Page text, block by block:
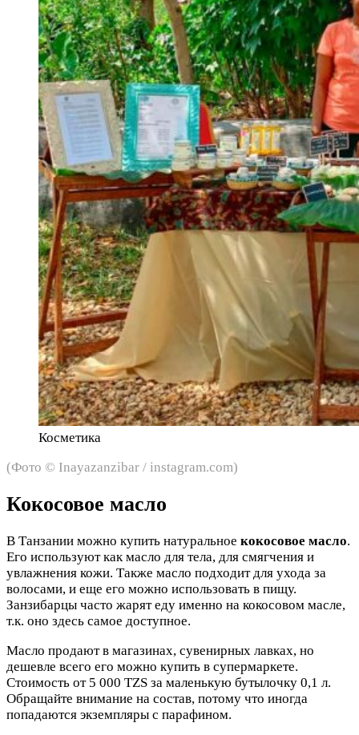
Косметика
(Фото © Inayazanzibar / instagram.com)
Кокосовое масло
В Танзании можно купить натуральное кокосовое масло.
Его используют как масло для тела, для смягчения и
увлажнения кожи. Также масло подходит для ухода за
волосами, и еще его можно использовать в пищу.
Занзибарцы часто жарят еду именно на кокосовом масле,
т.к. оно здесь самое доступное.
Масло продают в магазинах, сувенирных лавках, но
дешевле всего его можно купить в супермаркете.
Стоимость от 5 000 TZS за маленькую бутылочку 0,1 л.
Обращайте внимание на состав, потому что иногда
попадаются экземпляры с парафином.